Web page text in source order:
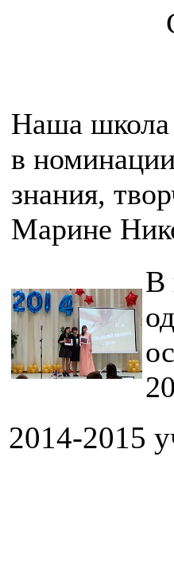
Наша школа
в
знания,
Марине
В
2014-2015